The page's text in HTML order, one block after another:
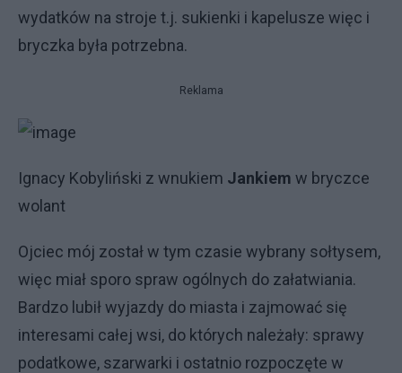
wydatków na stroje t.j. sukienki i kapelusze więc i
bryczka była potrzebna.
Reklama
Ignacy Kobyliński z wnukiem Jankiem w bryczce
wolant
Ojciec mój został w tym czasie wybrany sołtysem,
więc miał sporo spraw ogólnych do załatwiania.
Bardzo lubił wyjazdy do miasta i zajmować się
interesami całej wsi, do których należały: sprawy
podatkowe, szarwarki i ostatnio rozpoczęte w